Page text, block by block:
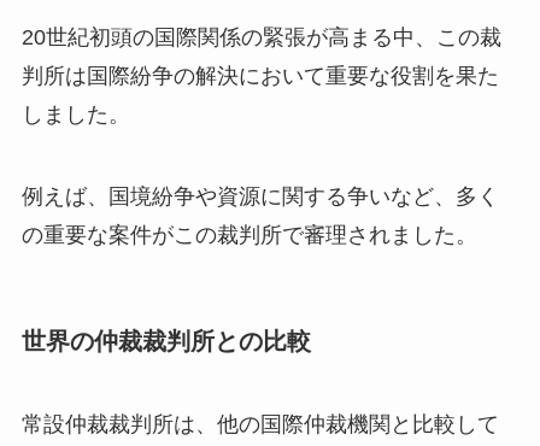
20世紀初頭の国際関係の緊張が高まる中、この裁
判所は国際紛争の解決において重要な役割を果た
しました。
例えば、国境紛争や資源に関する争いなど、多く
の重要な案件がこの裁判所で審理されました。
世界の仲裁裁判所との比較
常設仲裁裁判所は、他の国際仲裁機関と比較して